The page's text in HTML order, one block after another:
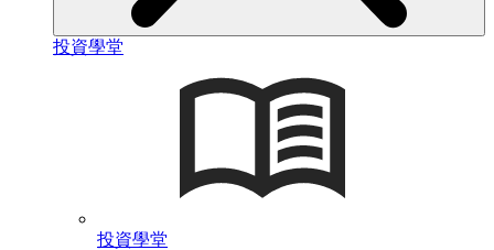
投資學堂
投資學堂